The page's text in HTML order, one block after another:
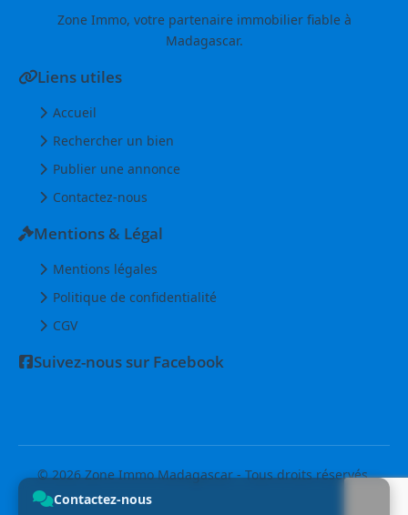
Zone Immo, votre partenaire immobilier fiable à
Madagascar.
Liens utiles
Accueil
Rechercher un bien
Publier une annonce
Contactez-nous
Mentions & Légal
Mentions légales
Politique de confidentialité
CGV
Suivez-nous sur Facebook
© 2026 Zone Immo Madagascar - Tous droits réservés.
Contactez-nous